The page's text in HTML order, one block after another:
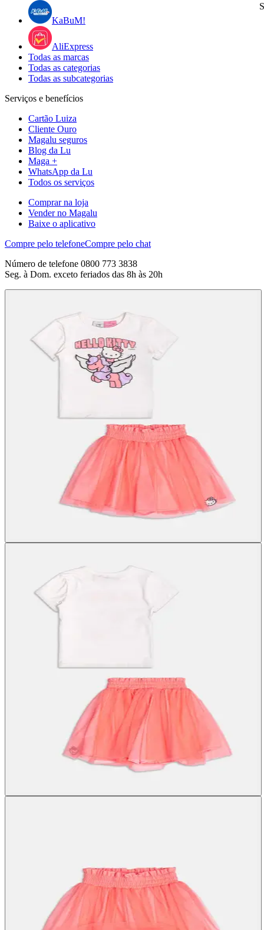
KaBuM!
AliExpress
Todas as marcas
Todas as categorias
Todas as subcategorias
Serviços e benefícios
Cartão Luiza
Cliente Ouro
Magalu seguros
Blog da Lu
Maga +
WhatsApp da Lu
Todos os serviços
Comprar na loja
Vender no Magalu
Baixe o aplicativo
Compre pelo telefoneCompre pelo chat
Número de telefone 0800 773 3838
Seg. à Dom. exceto feriados das 8h às 20h